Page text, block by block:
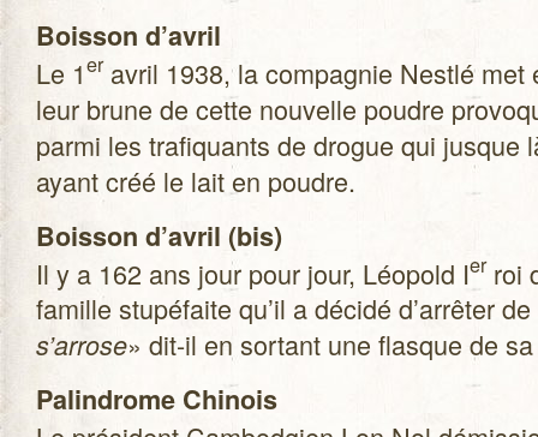
Bois­son d’avril
Le 1eravril 1938, la com­pa­gnie Nestlé
leur brune de cette nou­velle poudre
parmi les tra­fi­quants de drogue qui jusque
ayant créé le lait en poudre.
Bois­son d’avril (bis)
Il y a 162 ans jour pour jour, Léo­pold Ierroi
famille stu­pé­faite qu’il a décidé d’arrêter
s’arrose» dit-il en sor­tant une flasque de
Palin­drome Chi­nois